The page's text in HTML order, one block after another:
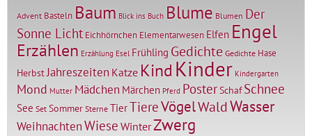
Advent Basteln Baum Blick ins Buch Blume Blumen Der
Sonne Licht Eichhörnchen Elementarwesen Elfen Engel
Erzählen Erzählung Esel Frühling Gedichte Gedichte Hase
HerbstJahreszeitenKatze KindKinder Kindergarten
Mond Mutter Mädchen Märchen Pferd PosterSchaf Schnee
See Set Sommer Sterne TierTiereVögelWaldWasser
WeihnachtenWiese WinterZwerg